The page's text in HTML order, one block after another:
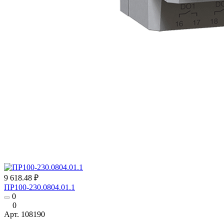
9 618.48 ₽
ПР100-230.0804.01.1
0
0
Арт. 108190